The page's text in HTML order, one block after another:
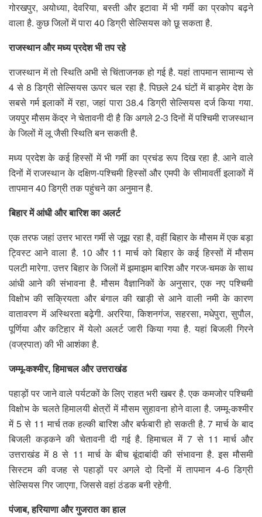
गोरखपुर, अयोध्या, देवरिया, बस्ती और इटावा में भी गर्मी का प्रकोप बढ़ने
वाला है. कुछ जिलों में पारा 40 डिग्री सेल्सियस को छू सकता है.
राजस्थान और मध्य प्रदेश भी तप रहे
राजस्थान में तो स्थिति अभी से चिंताजनक हो गई है. यहां तापमान सामान्य से
4 से 8 डिग्री सेल्सियस ऊपर चल रहा है. पिछले 24 घंटों में बाड़मेर देश के
सबसे गर्म इलाकों में रहा, जहां पारा 38.4 डिग्री सेल्सियस दर्ज किया गया.
जयपुर मौसम केंद्र ने चेतावनी दी है कि अगले 2-3 दिनों में पश्चिमी राजस्थान
के जिलों में लू जैसी स्थिति बन सकती है.
मध्य प्रदेश के कई हिस्सों में भी गर्मी का प्रचंड रूप दिख रहा है. आने वाले
दिनों में राजस्थान के दक्षिण-पश्चिमी हिस्सों और एमपी के सीमावर्ती इलाकों में
तापमान 40 डिग्री तक पहुंचने का अनुमान है.
बिहार में आंधी और बारिश का अलर्ट
एक तरफ जहां उत्तर भारत गर्मी से जूझ रहा है, वहीं बिहार के मौसम में एक बड़ा
ट्विस्ट आने वाला है. 10 और 11 मार्च को बिहार के कई हिस्सों में मौसम
पलटी मारेगा. उत्तर बिहार के जिलों में झमाझम बारिश और गरज-चमक के साथ
आंधी आने की संभावना है. मौसम वैज्ञानिकों के अनुसार, एक नए पश्चिमी
विक्षोभ की सक्रियता और बंगाल की खाड़ी से आने वाली नमी के कारण
वातावरण में अस्थिरता बढ़ेगी. अररिया, किशनगंज, सहरसा, मधेपुरा, सुपौल,
पूर्णिया और कटिहार में येलो अलर्ट जारी किया गया है. यहां बिजली गिरने
(वज्रपात) की भी आशंका है.
जम्मू-कश्मीर, हिमाचल और उत्तराखंड
पहाड़ों पर जाने वाले पर्यटकों के लिए राहत भरी खबर है. एक कमजोर पश्चिमी
विक्षोभ के चलते हिमालयी क्षेत्रों में मौसम सुहावना होने वाला है. जम्मू-कश्मीर
में 5 से 11 मार्च तक हल्की बारिश और बर्फबारी हो सकती है. 7 मार्च के बाद
बिजली कड़कने की चेतावनी दी गई है. हिमाचल में 7 से 11 मार्च और
उत्तराखंड में 8 से 11 मार्च के बीच बूंदाबांदी की संभावना है. इस मौसमी
सिस्टम की वजह से पहाड़ों पर अगले दो दिनों में तापमान 4-6 डिग्री
सेल्सियस गिर जाएगा, जिससे वहां ठंडक बनी रहेगी.
पंजाब, हरियाणा और गुजरात का हाल